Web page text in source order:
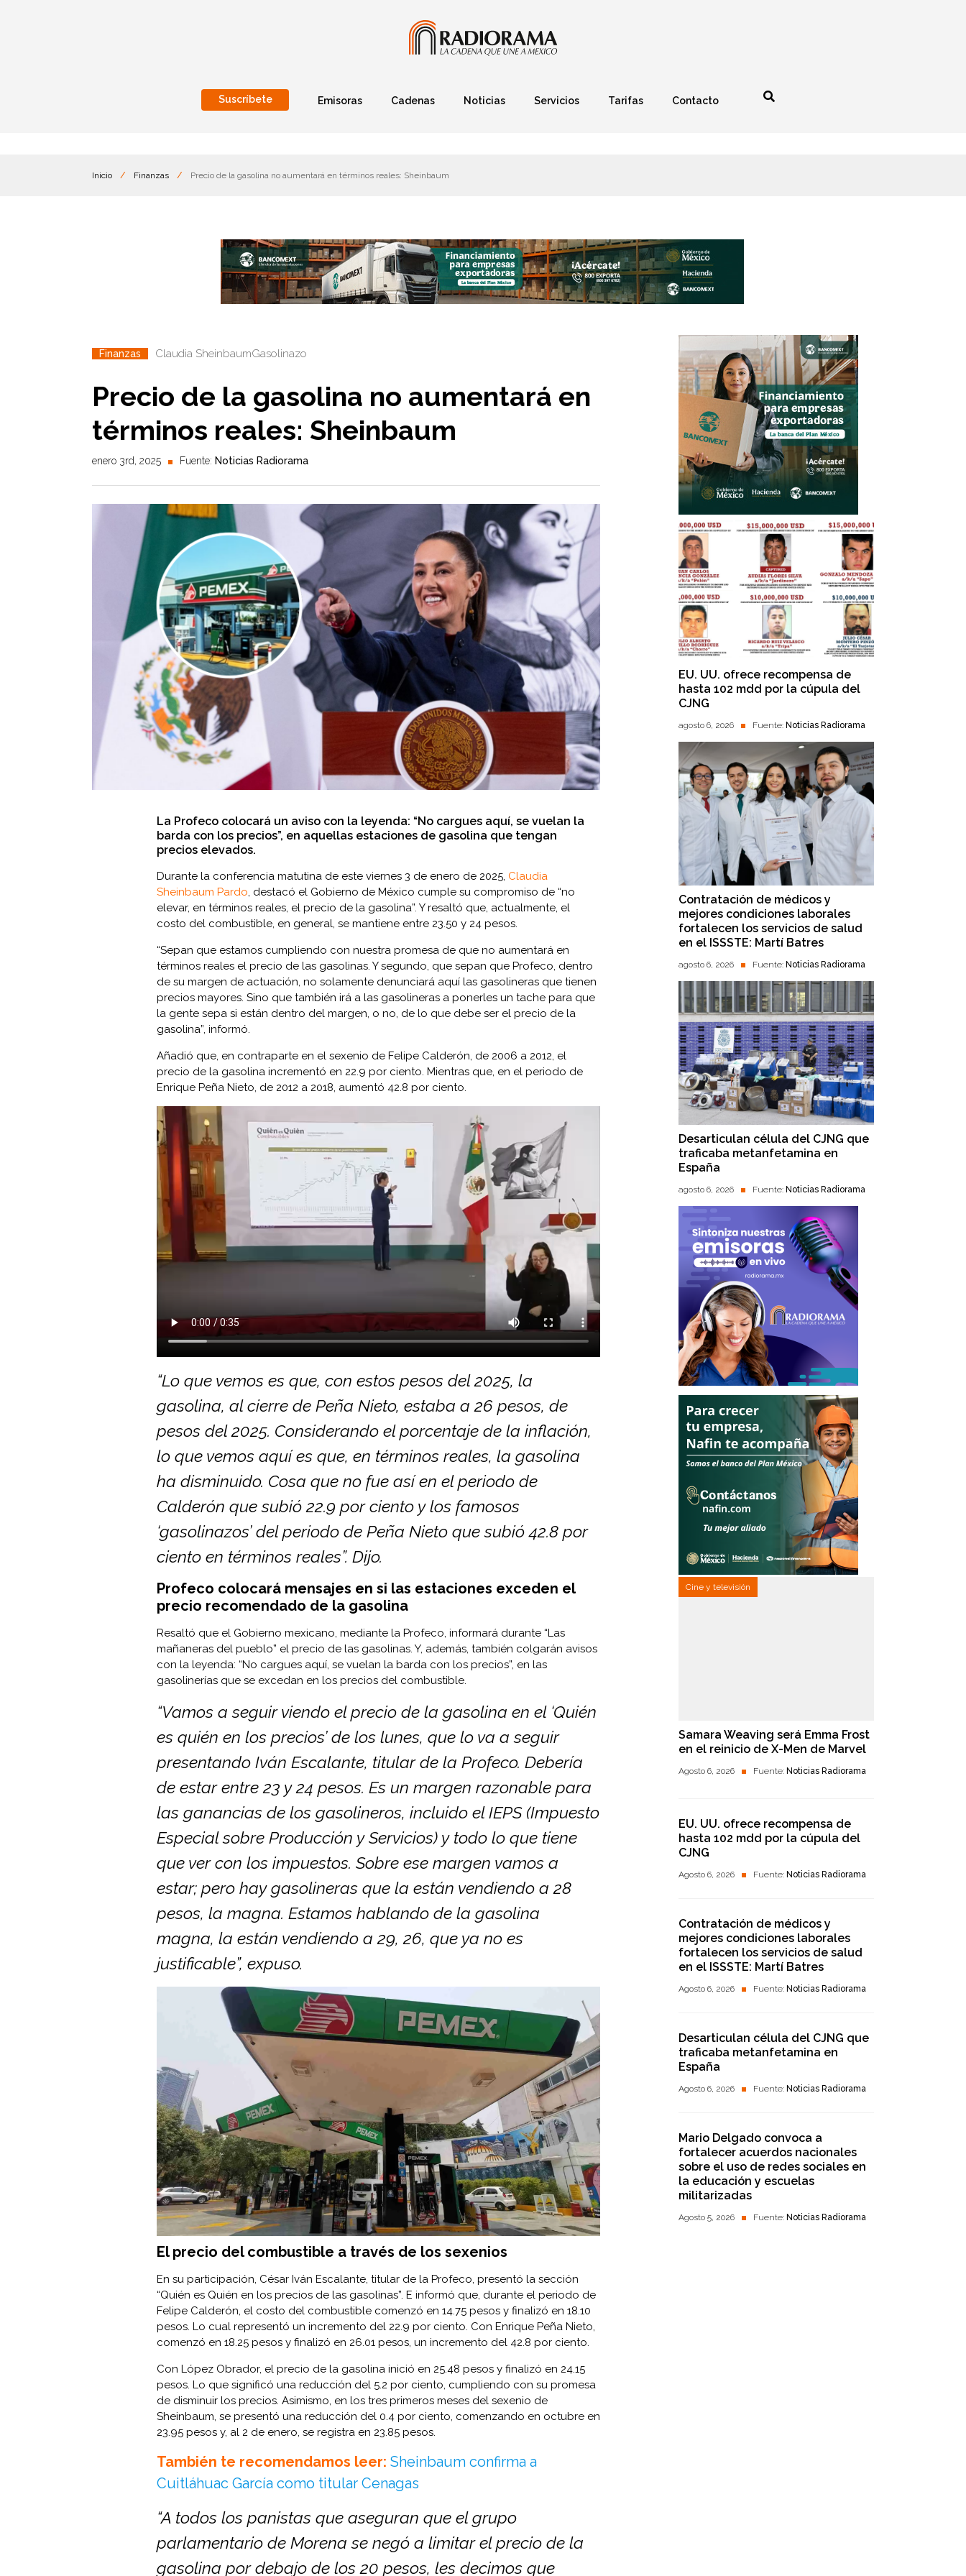
Suscríbete Emisoras Cadenas Noticias Servicios Tarifas Contacto
Inicio / Finanzas / Precio de la gasolina no aumentará en términos reales: Sheinbaum
Finanzas Claudia SheinbaumGasolinazo
Precio de la gasolina no aumentará en
términos reales: Sheinbaum
enero 3rd, 2025 Fuente: Noticias Radiorama
La Profeco colocará un aviso con la leyenda: “No cargues aquí, se vuelan la
barda con los precios”, en aquellas estaciones de gasolina que tengan
precios elevados.
Durante la conferencia matutina de este viernes 3 de enero de 2025, Claudia
Sheinbaum Pardo, destacó el Gobierno de México cumple su compromiso de “no
elevar, en términos reales, el precio de la gasolina”. Y resaltó que, actualmente, el
costo del combustible, en general, se mantiene entre 23.50 y 24 pesos.
“Sepan que estamos cumpliendo con nuestra promesa de que no aumentará en
términos reales el precio de las gasolinas. Y segundo, que sepan que Profeco, dentro
de su margen de actuación, no solamente denunciará aquí las gasolineras que tienen
precios mayores. Sino que también irá a las gasolineras a ponerles un tache para que
la gente sepa si están dentro del margen, o no, de lo que debe ser el precio de la
gasolina”, informó.
Añadió que, en contraparte en el sexenio de Felipe Calderón, de 2006 a 2012, el
precio de la gasolina incrementó en 22.9 por ciento. Mientras que, en el periodo de
Enrique Peña Nieto, de 2012 a 2018, aumentó 42.8 por ciento.
“Lo que vemos es que, con estos pesos del 2025, la
gasolina, al cierre de Peña Nieto, estaba a 26 pesos, de
pesos del 2025. Considerando el porcentaje de la inflación,
lo que vemos aquí es que, en términos reales, la gasolina
ha disminuido. Cosa que no fue así en el periodo de
Calderón que subió 22.9 por ciento y los famosos
‘gasolinazos’ del periodo de Peña Nieto que subió 42.8 por
ciento en términos reales”. Dijo.
Profeco colocará mensajes en si las estaciones exceden el
precio recomendado de la gasolina
Resaltó que el Gobierno mexicano, mediante la Profeco, informará durante “Las
mañaneras del pueblo” el precio de las gasolinas. Y, además, también colgarán avisos
con la leyenda: “No cargues aquí, se vuelan la barda con los precios”, en las
gasolinerías que se excedan en los precios del combustible.
“Vamos a seguir viendo el precio de la gasolina en el ‘Quién
es quién en los precios’ de los lunes, que lo va a seguir
presentando Iván Escalante, titular de la Profeco. Debería
de estar entre 23 y 24 pesos. Es un margen razonable para
las ganancias de los gasolineros, incluido el IEPS (Impuesto
Especial sobre Producción y Servicios) y todo lo que tiene
que ver con los impuestos. Sobre ese margen vamos a
estar; pero hay gasolineras que la están vendiendo a 28
pesos, la magna. Estamos hablando de la gasolina
magna, la están vendiendo a 29, 26, que ya no es
justificable”, expuso.
El precio del combustible a través de los sexenios
En su participación, César Iván Escalante, titular de la Profeco, presentó la sección
“Quién es Quién en los precios de las gasolinas”. E informó que, durante el periodo de
Felipe Calderón, el costo del combustible comenzó en 14.75 pesos y finalizó en 18.10
pesos. Lo cual representó un incremento del 22.9 por ciento. Con Enrique Peña Nieto,
comenzó en 18.25 pesos y finalizó en 26.01 pesos, un incremento del 42.8 por ciento.
Con López Obrador, el precio de la gasolina inició en 25.48 pesos y finalizó en 24.15
pesos. Lo que significó una reducción del 5.2 por ciento, cumpliendo con su promesa
de disminuir los precios. Asimismo, en los tres primeros meses del sexenio de
Sheinbaum, se presentó una reducción del 0.4 por ciento, comenzando en octubre en
23.95 pesos y, al 2 de enero, se registra en 23.85 pesos.
También te recomendamos leer: Sheinbaum confirma a
Cuitláhuac García como titular Cenagas
“A todos los panistas que aseguran que el grupo
parlamentario de Morena se negó a limitar el precio de la
gasolina por debajo de los 20 pesos, les decimos que
EU. UU. ofrece recompensa de
hasta 102 mdd por la cúpula del
CJNG
agosto 6, 2026 Fuente: Noticias Radiorama
Contratación de médicos y
mejores condiciones laborales
fortalecen los servicios de salud
en el ISSSTE: Martí Batres
agosto 6, 2026 Fuente: Noticias Radiorama
Desarticulan célula del CJNG que
traficaba metanfetamina en
España
agosto 6, 2026 Fuente: Noticias Radiorama
Cine y televisión
Samara Weaving será Emma Frost
en el reinicio de X-Men de Marvel
Agosto 6, 2026 Fuente: Noticias Radiorama
EU. UU. ofrece recompensa de
hasta 102 mdd por la cúpula del
CJNG
Agosto 6, 2026 Fuente: Noticias Radiorama
Contratación de médicos y
mejores condiciones laborales
fortalecen los servicios de salud
en el ISSSTE: Martí Batres
Agosto 6, 2026 Fuente: Noticias Radiorama
Desarticulan célula del CJNG que
traficaba metanfetamina en
España
Agosto 6, 2026 Fuente: Noticias Radiorama
Mario Delgado convoca a
fortalecer acuerdos nacionales
sobre el uso de redes sociales en
la educación y escuelas
militarizadas
Agosto 5, 2026 Fuente: Noticias Radiorama